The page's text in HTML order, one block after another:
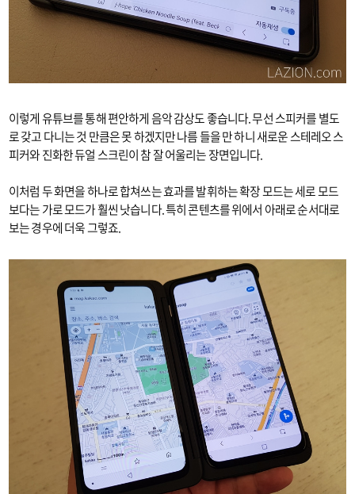
이렇게 유튜브를 통해 편안하게 음악 감상도 좋습니다. 무선 스피커를 별도
로 갖고 다니는 것 만큼은 못 하겠지만 나름 들을 만 하니 새로운 스테레오 스
피커와 진화한 듀얼 스크린이 참 잘 어울리는 장면입니다.
이처럼 두 화면을 하나로 합쳐쓰는 효과를 발휘하는 확장 모드는 세로 모드
보다는 가로 모드가 훨씬 낫습니다. 특히 콘텐츠를 위에서 아래로 순서대로
보는 경우에 더욱 그렇죠.